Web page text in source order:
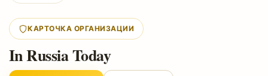
КАРТОЧКА ОРГАНИЗАЦИИ
In Russia Today